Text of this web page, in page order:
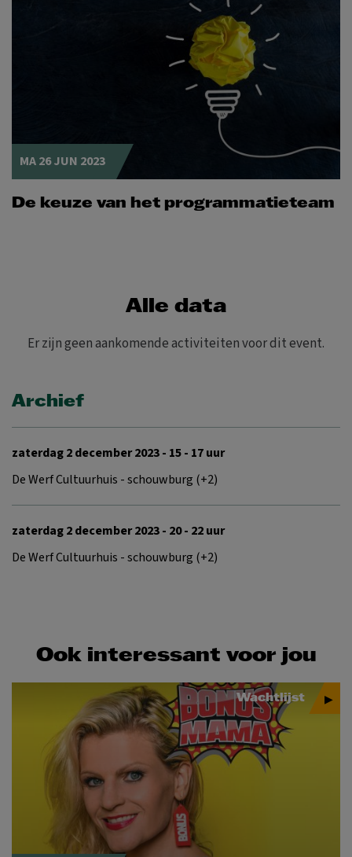
MA 26 JUN 2023
De keuze van het programmatieteam
Alle data
Er zijn geen aankomende activiteiten voor dit event.
Archief
zaterdag 2 december 2023 - 15 - 17 uur
De Werf Cultuurhuis - schouwburg (+2)
zaterdag 2 december 2023 - 20 - 22 uur
De Werf Cultuurhuis - schouwburg (+2)
Ook interessant voor jou
Wachtlijst